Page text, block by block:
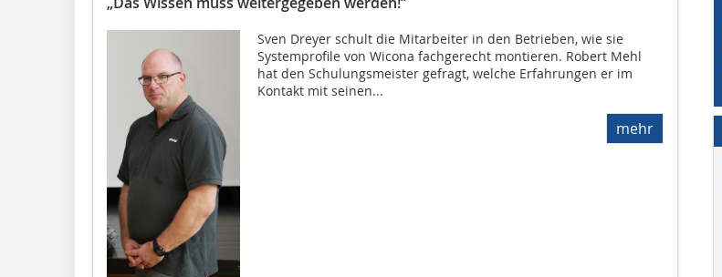
Sven Dreyer schult die Mitarbeiter in den Betrieben, wie sie
Systemprofile von Wicona fachgerecht montieren. Robert Mehl
hat den Schulungsmeister gefragt, welche Erfahrungen er im
Kontakt mit seinen...
mehr